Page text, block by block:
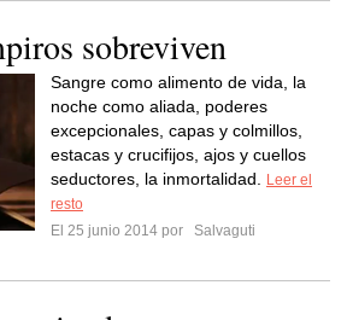
sobreviven
Sangre como alimento de vida, la
noche como aliada, poderes
excepcionales, capas y colmillos,
estacas y crucifijos, ajos y cuellos
seductores, la inmortalidad.
Leer el
resto
El 25 junio 2014 por
Salvaguti